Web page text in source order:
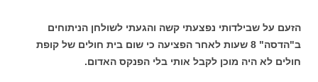
הזעם על שבילדותי נפצעתי קשה והגעתי לשולחן הניתוחים
ב"הדסה" 8 שעות לאחר הפציעה כי שום בית חולים של קופת
חולים לא היה מוכן לקבל אותי בלי הפנקס האדום.